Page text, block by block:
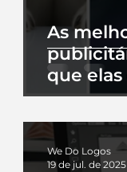
As
que
We Do Logos
19 de jul. de 2025